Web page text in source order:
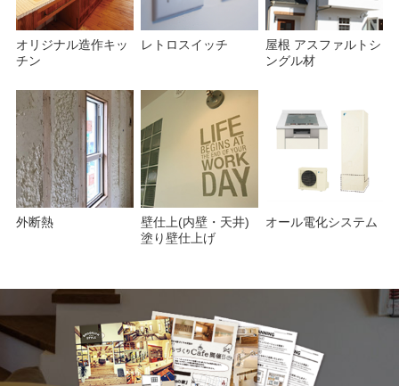
オリジナル造作キッ
チン
レトロスイッチ
屋根 アスファルトシ
ングル材
外断熱
壁仕上(内壁・天井)
塗り壁仕上げ
オール電化システム